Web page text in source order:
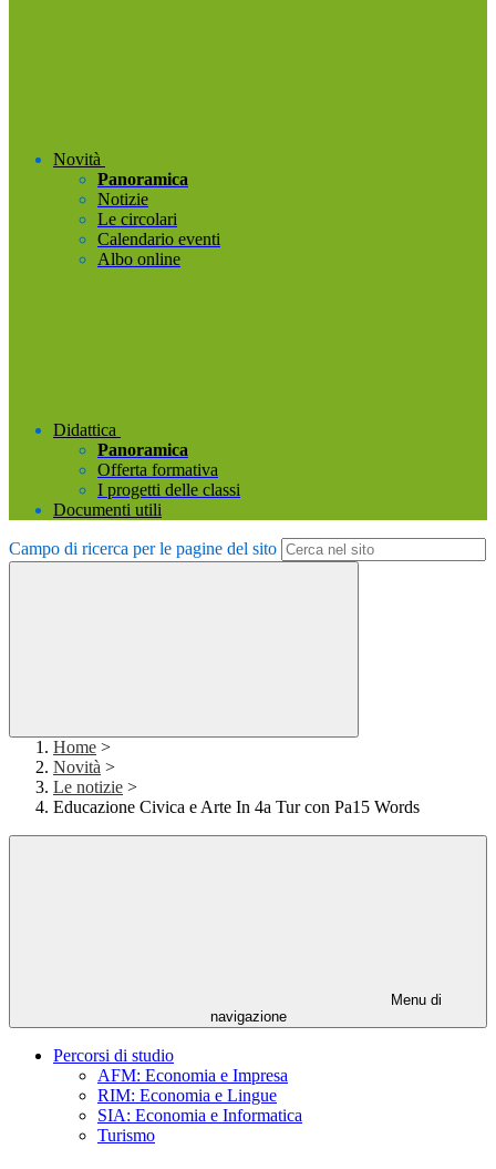
Novità
Panoramica
Notizie
Le circolari
Calendario eventi
Albo online
Didattica
Panoramica
Offerta formativa
I progetti delle classi
Documenti utili
Campo di ricerca per le pagine del sito
Home >
Novità >
Le notizie >
Educazione Civica e Arte In 4a Tur con Pa15 Words
Menu di
navigazione
Percorsi di studio
AFM: Economia e Impresa
RIM: Economia e Lingue
SIA: Economia e Informatica
Turismo